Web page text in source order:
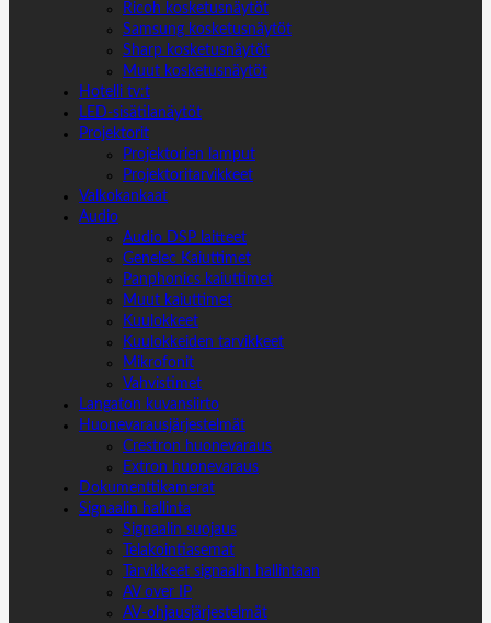
Ricoh kosketusnäytöt
Samsung kosketusnäytöt
Sharp kosketusnäytöt
Muut kosketusnäytöt
Hotelli tv:t
LED-sisätilanäytöt
Projektorit
Projektorien lamput
Projektoritarvikkeet
Valkokankaat
Audio
Audio DSP laitteet
Genelec Kaiuttimet
Panphonics kaiuttimet
Muut kaiuttimet
Kuulokkeet
Kuulokkeiden tarvikkeet
Mikrofonit
Vahvistimet
Langaton kuvansiirto
Huonevarausjärjestelmät
Crestron huonevaraus
Extron huonevaraus
Dokumenttikamerat
Signaalin hallinta
Signaalin suojaus
Telakointiasemat
Tarvikkeet signaalin hallintaan
AV over IP
AV-ohjausjärjestelmät